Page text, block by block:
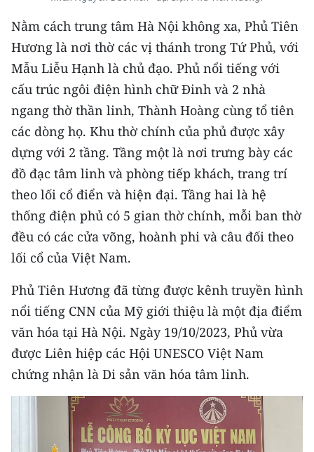
CHƯƠNG TRÌNH OCOP - MỖI XÃ
MỘT SẢN PHẨM
RADIO
MEDIA CENTER
E-Magazine
Video
Media Chính trị
Media Kinh tế
Media Văn hóa
Media Xã hội
Media Pháp luật
Media Du lịch
Media Thế giới
Media Thể thao
Media Giáo dục
Nằm cách trung tâm Hà Nội không xa, Phủ Tiên
Hương là nơi thờ các vị thánh trong Tứ Phủ, với
Mẫu Liễu Hạnh là chủ đạo. Phủ nổi tiếng với
cấu trúc ngôi điện hình chữ Đinh và 2 nhà
ngang thờ thần linh, Thành Hoàng cùng tổ tiên
các dòng họ. Khu thờ chính của phủ được xây
dựng với 2 tầng. Tầng một là nơi trưng bày các
đồ đạc tâm linh và phòng tiếp khách, trang trí
theo lối cổ điển và hiện đại. Tầng hai là hệ
thống điện phủ có 5 gian thờ chính, mỗi ban thờ
đều có các cửa võng, hoành phi và câu đối theo
lối cổ của Việt Nam.
Phủ Tiên Hương đã từng được kênh truyền hình
nổi tiếng CNN của Mỹ giới thiệu là một địa điểm
văn hóa tại Hà Nội. Ngày 19/10/2023, Phủ vừa
được Liên hiệp các Hội UNESCO Việt Nam
chứng nhận là Di sản văn hóa tâm linh.